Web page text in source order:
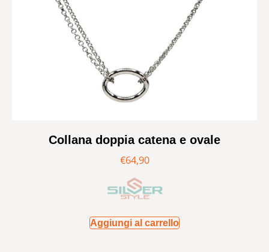
Collana doppia catena e ovale
€64,90
Aggiungi al carrello